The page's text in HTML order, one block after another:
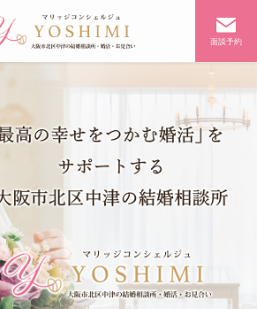
面談予約